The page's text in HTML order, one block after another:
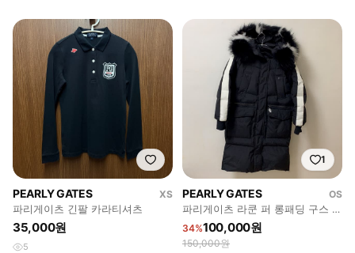
PEARLY GATES
XS
파리게이츠 긴팔 카라티셔츠
35,000원
5
1
PEARLY GATES
OS
파리게이츠 라쿤 퍼 롱패딩 구스 다
운 블랙 후드 거위 털 화이트 라인
34%100,000원
150,000원